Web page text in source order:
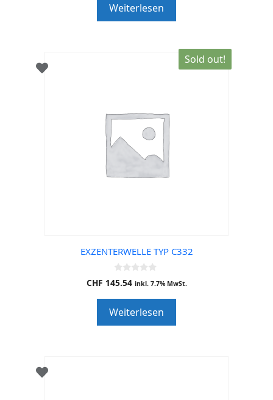
o
f
5
Weiterlesen
Sold out!
EXZENTERWELLE TYP C332
0
o
o
f
5
CHF 145.54 inkl. 7.7% MwSt.
Weiterlesen